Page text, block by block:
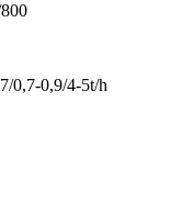
0,7-0,9/4-5t/h